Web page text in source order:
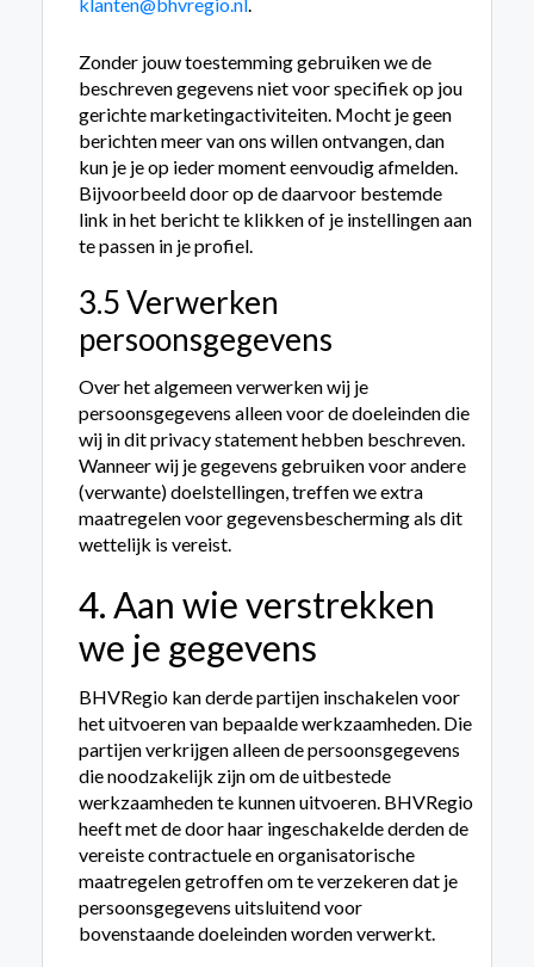
Zonder jouw toestemming gebruiken we de
beschreven gegevens niet voor specifiek op jou
gerichte marketingactiviteiten. Mocht je geen
berichten meer van ons willen ontvangen, dan
kun je je op ieder moment eenvoudig afmelden.
Bijvoorbeeld door op de daarvoor bestemde
link in het bericht te klikken of je instellingen aan
te passen in je profiel.
3.5 Verwerken
persoonsgegevens
Over het algemeen verwerken wij je
persoonsgegevens alleen voor de doeleinden die
wij in dit privacy statement hebben beschreven.
Wanneer wij je gegevens gebruiken voor andere
(verwante) doelstellingen, treffen we extra
maatregelen voor gegevensbescherming als dit
wettelijk is vereist.
4. Aan wie verstrekken
we je gegevens
BHVRegio kan derde partijen inschakelen voor
het uitvoeren van bepaalde werkzaamheden. Die
partijen verkrijgen alleen de persoonsgegevens
die noodzakelijk zijn om de uitbestede
werkzaamheden te kunnen uitvoeren. BHVRegio
heeft met de door haar ingeschakelde derden de
vereiste contractuele en organisatorische
maatregelen getroffen om te verzekeren dat je
persoonsgegevens uitsluitend voor
bovenstaande doeleinden worden verwerkt.